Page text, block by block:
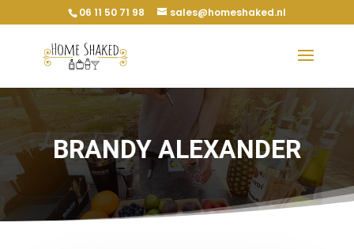
06 11 50 71 98 sales@homeshaked.nl
BRANDY ALEXANDER